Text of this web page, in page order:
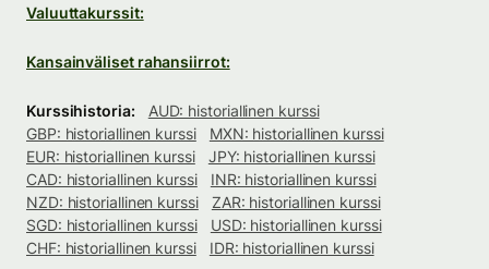
Valuuttakurssit:
Kansainväliset rahansiirrot:
Kurssihistoria:
AUD: historiallinen kurssi
GBP: historiallinen kurssi
MXN: historiallinen kurssi
EUR: historiallinen kurssi
JPY: historiallinen kurssi
CAD: historiallinen kurssi
INR: historiallinen kurssi
NZD: historiallinen kurssi
ZAR: historiallinen kurssi
SGD: historiallinen kurssi
USD: historiallinen kurssi
CHF: historiallinen kurssi
IDR: historiallinen kurssi